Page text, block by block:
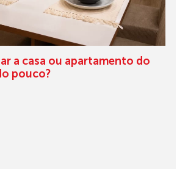
a casa ou apartamento do
pouco?